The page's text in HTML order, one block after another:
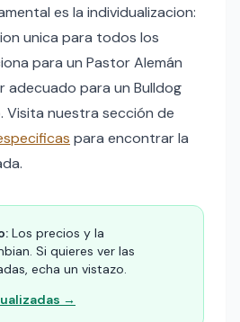
es la individualizacion:
unica para todos los
para un Pastor Alemán
adecuado para un Bulldog
Visita nuestra sección de
para encontrar la
Los precios y la
Si quieres ver las
echa un vistazo.
→